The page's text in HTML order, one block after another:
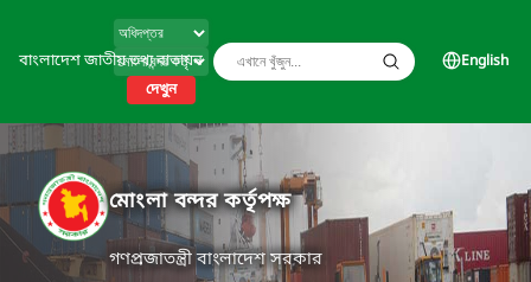
বাংলাদেশ জাতীয় তথ্য বাতায়ন
দেখুন
English
মোংলা বন্দর কর্তৃপক্ষ
গণপ্রজাতন্ত্রী বাংলাদেশ সরকার